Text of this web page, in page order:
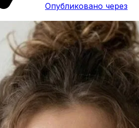
Опубликовано через